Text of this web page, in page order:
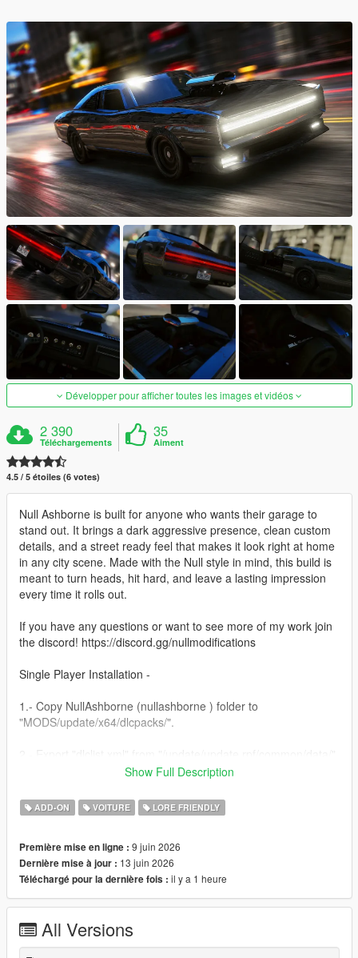
Développer pour afficher toutes les images et vidéos
2 390
Téléchargements
35
Aiment
4.5 / 5 étoiles (6 votes)
Null Ashborne is built for anyone who wants their garage to
stand out. It brings a dark aggressive presence, clean custom
details, and a street ready feel that makes it look right at home
in any city scene. Made with the Null style in mind, this build is
meant to turn heads, hit hard, and leave a lasting impression
every time it rolls out.
If you have any questions or want to see more of my work join
the discord! https://discord.gg/nullmodifications
Single Player Installation -
1.- Copy NullAshborne (nullashborne ) folder to
"MODS/update/x64/dlcpacks/".
path to your desktop with OpenIV. Open the file with a text
dlcpacks:/nullashborne/
3.- Import the file again to the path above with OpenIV.
4.- Done, use a Trainer to spawn the car with (nullashborne)
name.
NULL MODIFICATIONS // BUILT TO STAND OUT
Show Full Description
ADD-ON VOITURE LORE FRIENDLY
Première mise en ligne : 9 juin 2026
Dernière mise à jour : 13 juin 2026
Téléchargé pour la dernière fois : il y a 1 heure
All Versions